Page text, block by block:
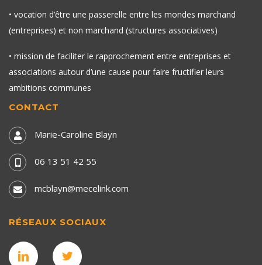
• vocation d’être une passerelle entre les mondes marchand
(entreprises) et non marchand (structures associatives)
• mission de faciliter le rapprochement entre entreprises et
associations autour d’une cause pour faire fructifier leurs
ambitions communes
CONTACT
Marie-Caroline Blayn
06 13 51 42 55
mcblayn@mecelink.com
RÉSEAUX SOCIAUX